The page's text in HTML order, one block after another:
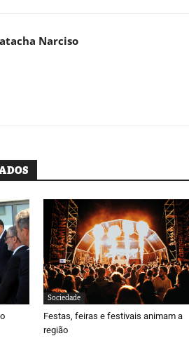
Narciso
Sociedade
Festas, feiras e festivais animam a
região